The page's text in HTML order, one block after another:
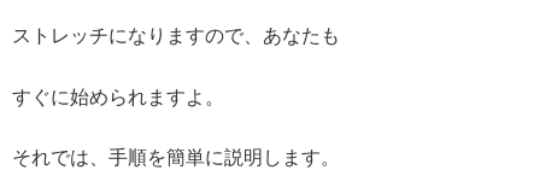
ストレッチになりますので、あなたも
すぐに始められますよ。
それでは、手順を簡単に説明します。